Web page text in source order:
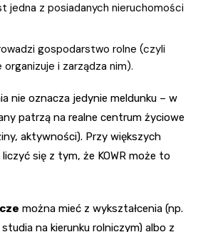
jedna z posiadanych nieruchomości
gospodarstwo rolne (czyli
i zarządza nim).
nie oznacza jedynie meldunku – w
patrzą na realne centrum życiowe
aktywności). Przy większych
się z tym, że KOWR może to
można mieć z wykształcenia (np.
na kierunku rolniczym) albo z